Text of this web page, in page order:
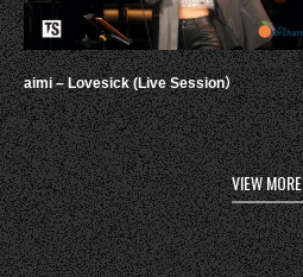
aimi – Lovesick (Live Session）
VIEW MORE